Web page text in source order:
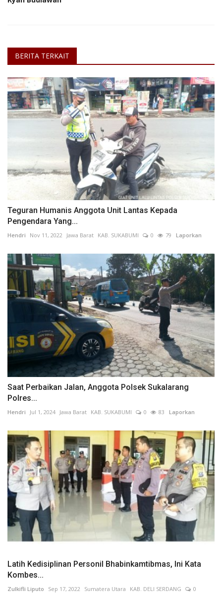
BERITA TERKAIT
Teguran Humanis Anggota Unit Lantas Kepada
Pengendara Yang...
Hendri Nov 11, 2022 Jawa Barat KAB. SUKABUMI 0 79 Laporkan
Saat Perbaikan Jalan, Anggota Polsek Sukalarang
Polres...
Hendri Jul 1, 2024 Jawa Barat KAB. SUKABUMI 0 83 Laporkan
Latih Kedisiplinan Personil Bhabinkamtibmas, Ini Kata
Kombes...
Zulkifli Liputo Sep 17, 2022 Sumatera Utara KAB. DELI SERDANG
0